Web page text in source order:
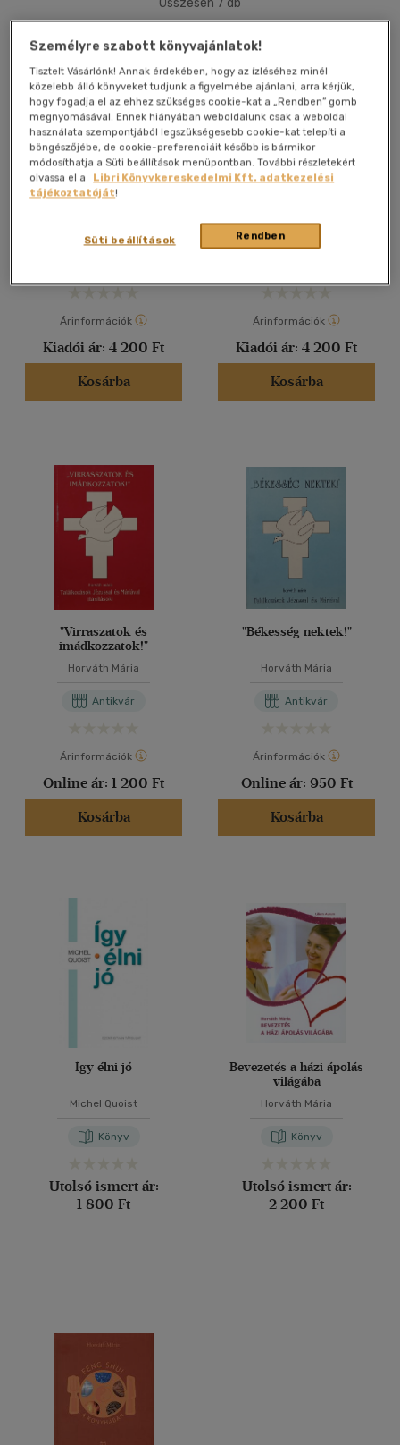
Alkalmaz
Összesen 7 db
Cigánymesék 2
Árinformációk
Kiadói ár: 4 200 Ft
Kosárba
Horváth Mária
Árinformációk
Kiadói ár: 4 200 Ft
Kosárba
"Virraszatok és
imádkozzatok!"
Horváth Mária
Antikvár
Árinformációk
Online ár: 1 200 Ft
Kosárba
"Békesség nektek!"
Horváth Mária
Antikvár
Árinformációk
Online ár: 950 Ft
Kosárba
Így élni jó
Michel Quoist
Könyv
Utolsó ismert ár:
1 800 Ft
Bevezetés a házi ápolás
világába
Horváth Mária
Könyv
Utolsó ismert ár:
2 200 Ft
Személyre szabott könyvajánlatok!
Tisztelt Vásárlónk! Annak érdekében, hogy az ízléséhez minél
közelebb álló könyveket tudjunk a figyelmébe ajánlani, arra kérjük,
hogy fogadja el az ehhez szükséges cookie-kat a „Rendben” gomb
megnyomásával. Ennek hiányában weboldalunk csak a weboldal
használata szempontjából legszükségesebb cookie-kat telepíti a
böngészőjébe, de cookie-preferenciáit később is bármikor
módosíthatja a Süti beállítások menüpontban. További részletekért
olvassa el a
Libri Könyvkereskedelmi Kft. adatkezelési
tájékoztatóját!
Rendben
Süti beállítások